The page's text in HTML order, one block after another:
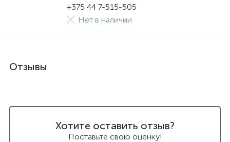
+375 44 7-515-505
Нет в наличии
Отзывы
Хотите оставить отзыв?
Поставьте свою оценку!